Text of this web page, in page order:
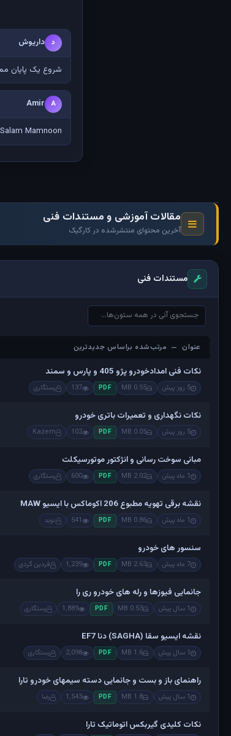
د داریوش
شروع یک پایان
A
Amir
Salam Mamnoon
مقالات آموزشی و مستندات فنی
آخرین محتوای منتشرشده در کارگیک
مستندات فنی
عنوان — مرتب‌شده براساس جدیدترین
نکات فنی امدادخودرو پژو 405 و پارس و سمند
5 روز پیش 0.55 MB
PDF
137 رستگاری
نکات نگهداری و تعمیرات باتری خودرو
5 روز پیش 0.05 MB
PDF
102
Kazem
مبانی سوخت رسانی و انژکتور موتورسیکلت
1 ماه پیش 2.02 MB
PDF
600 رستگاری
نقشه برقی تهویه مطبوع 206 اکوماکس با ایسیو MAW
1 ماه پیش 0.86 MB
PDF
541 نوید
سنسور های خودرو
7 ماه پیش 2.63 MB
PDF
1,239 فردین گردی
جانمایی فیوزها و رله های خودرو ری را
1 سال پیش 0.53 MB
PDF
1,889 رستگاری
نقشه ایسیو سقا (SAGHA) دنا EF7
1 سال پیش 1.6 MB
PDF
2,098 رستگاری
راهنمای باز و بست و جانمایی دسته سیمهای خودرو تارا
1 سال پیش 1.8 MB
PDF
1,543 رضا
نکات کلیدی گیربکس اتوماتیک تارا